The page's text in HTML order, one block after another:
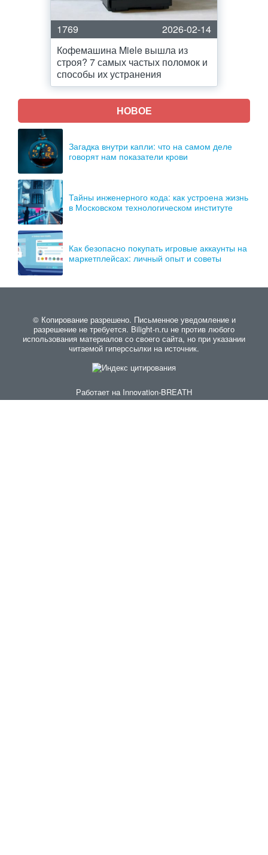
1769
2026-02-14
Кофемашина Miele вышла из
строя? 7 самых частых поломок и
способы их устранения
НОВОЕ
Загадка внутри капли: что на самом деле
говорят нам показатели крови
Тайны инженерного кода: как устроена жизнь
в Московском технологическом институте
Как безопасно покупать игровые аккаунты на
маркетплейсах: личный опыт и советы
© Копирование разрешено. Письменное уведомление и
разрешение не требуется. Bilight-n.ru не против любого
использования материалов со своего сайта, но при указании
читаемой гиперссылки на источник.
Работает на Innovation-BREATH